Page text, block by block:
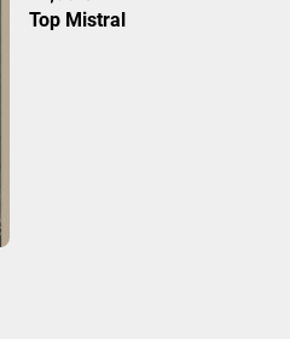
Top Mistral